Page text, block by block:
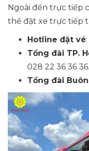
Ngoài đến trực tiếp
thế đặt xe trực tiếp
Hotline đặt vé
Tổng đài TP.
028 22 36 36 36.
Tổng đài